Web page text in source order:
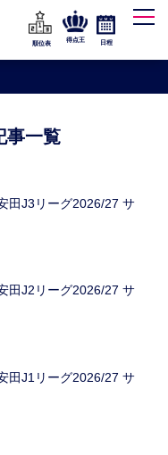
順位表
得点王 日程
事一覧
田J3リーグ2026/27 サ
田J2リーグ2026/27 サ
田J1リーグ2026/27 サ